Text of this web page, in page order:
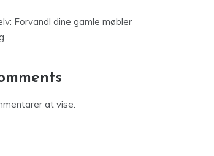
Forvandl dine gamle møbler
at vise.